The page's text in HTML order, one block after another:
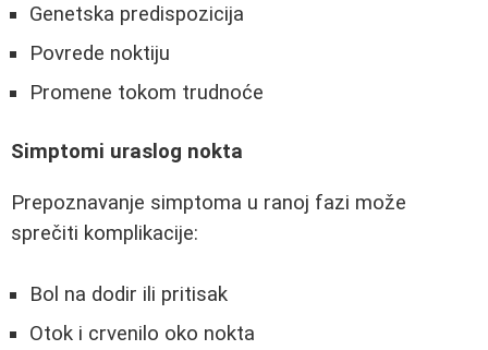
Genetska predispozicija
Povrede noktiju
Promene tokom trudnoće
Simptomi uraslog nokta
Prepoznavanje simptoma u ranoj fazi može
sprečiti komplikacije:
Bol na dodir ili pritisak
Otok i crvenilo oko nokta